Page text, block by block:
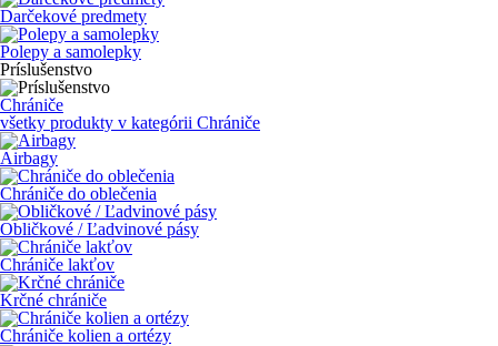
Darčekové predmety
Polepy a samolepky
Príslušenstvo
Chrániče
všetky produkty v kategórii Chrániče
Airbagy
Chrániče do oblečenia
Obličkové / Ľadvinové pásy
Chrániče lakťov
Krčné chrániče
Chrániče kolien a ortézy